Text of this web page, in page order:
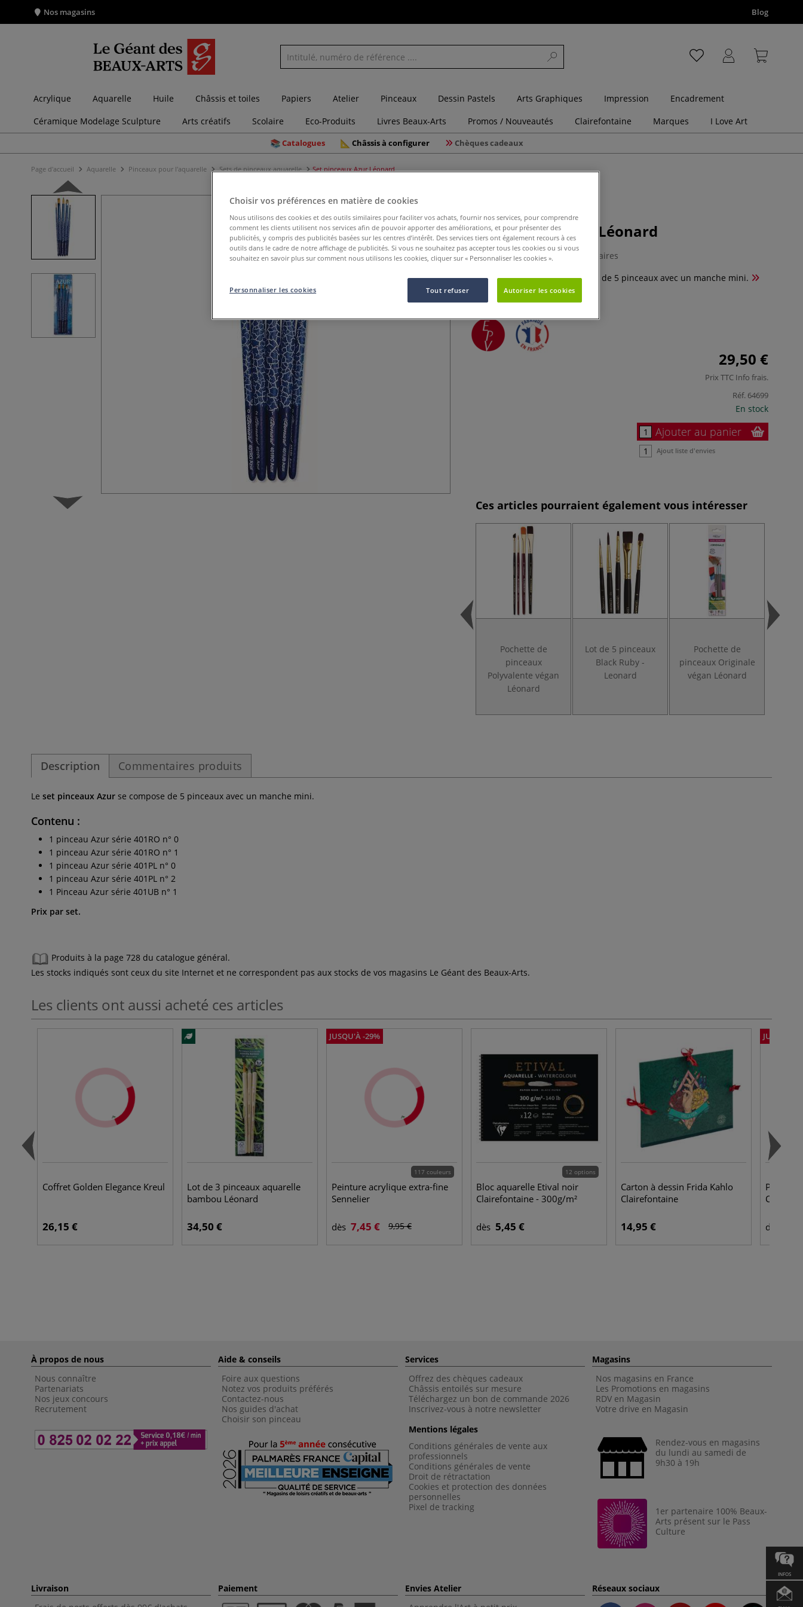
INFOS
Nos magasins Blog
Acrylique Aquarelle Huile Châssis et toiles Papiers Atelier Pinceaux Dessin Pastels Arts Graphiques Impression
Encadrement
Céramique Modelage Sculpture
Arts créatifs Scolaire Eco-Produits Livres Beaux-Arts Promos / Nouveautés Clairefontaine Marques I Love Art
Catalogues Châssis à configurer Chèques cadeaux
Page d'accueil Aquarelle Pinceaux pour l'aquarelle Sets de pinceaux aquarelle Set pinceaux Azur Léonard
Set pinceaux Azur Léonard
0 Commentaires
Le set pinceaux Azur se compose de 5 pinceaux avec un manche mini.
Plus
29,50 €
Prix TTC Info frais.
Réf. 64699
En stock
Ajouter au panier
Ajout liste d'envies
Ces articles pourraient également vous intéresser
Pochette de
pinceaux
Polyvalente végan
Léonard
Lot de 5 pinceaux
Black Ruby -
Leonard
Pochette de
pinceaux Originale
végan Léonard
Description Commentaires produits
Le set pinceaux Azur se compose de 5 pinceaux avec un manche mini.
Contenu :
1 pinceau Azur série 401RO n° 0
1 pinceau Azur série 401RO n° 1
1 pinceau Azur série 401PL n° 0
1 pinceau Azur série 401PL n° 2
1 Pinceau Azur série 401UB n° 1
Prix par set.
Produits à la page 728 du catalogue général.
Les stocks indiqués sont ceux du site Internet et ne correspondent pas aux stocks de vos magasins Le Géant des Beaux-Arts.
Les clients ont aussi acheté ces articles
Coffret Golden Elegance Kreul
26,15 €
Lot de 3 pinceaux aquarelle
bambou Léonard
34,50 €
JUSQU'À -29%
117 couleurs
Peinture acrylique extra-fine
Sennelier
dès 7,45 € 9,95 €
12 options
Bloc aquarelle Etival noir
Clairefontaine - 300g/m²
dès 5,45 €
Carton à dessin Frida Kahlo
Clairefontaine
14,95 €
JUSQU'À -
Cotman
dès
À propos de nous
Nous connaître
Partenariats
Nos jeux concours
Recrutement
Aide & conseils
Foire aux questions
Notez vos produits préférés
Contactez-nous
Nos guides d'achat
Choisir son pinceau
Services
Offrez des chèques cadeaux
Châssis entoilés sur mesure
Téléchargez un bon de commande 2026
Inscrivez-vous à notre newsletter
Mentions légales
Conditions générales de vente aux
professionnels
Conditions générales de vente
Droit de rétractation
Cookies et protection des données
personnelles
Pixel de tracking
Magasins
Nos magasins en France
Les Promotions en magasins
RDV en Magasin
Votre drive en Magasin
Rendez-vous en magasins
du lundi au samedi de
9h30 à 19h
1er partenaire 100% Beaux-
Arts présent sur le Pass
Culture
Livraison
Paiement
Envies Atelier
Réseaux sociaux
Choisir vos préférences en matière de cookies
Nous utilisons des cookies et des outils similaires pour faciliter vos achats, fournir nos services, pour comprendre
comment les clients utilisent nos services afin de pouvoir apporter des améliorations, et pour présenter des
publicités, y compris des publicités basées sur les centres d’intérêt. Des services tiers ont également recours à ces
outils dans le cadre de notre affichage de publicités. Si vous ne souhaitez pas accepter tous les cookies ou si vous
souhaitez en savoir plus sur comment nous utilisons les cookies, cliquer sur « Personnaliser les cookies ».
Tout refuser Autoriser les cookies
Personnaliser les cookies